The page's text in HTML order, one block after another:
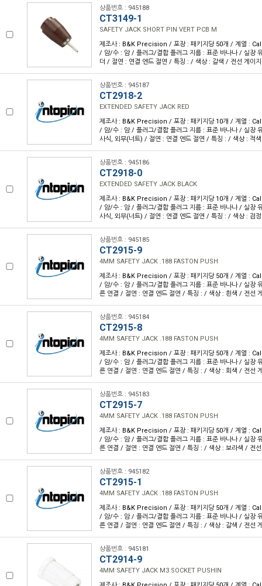
상품번호 : 945188
CT3149-1
SAFETY JACK SHORT PIN VERT PCB M
제조사 : B&K Precision / 포장 : 패키지당 50개 / 계열 :
/ 암/수 : 암 / 플러그/결합 플러그 지름 : 표준 바나나 / 실장
더 / 절연 : 연결 엔드 절연 / 특징 : / 색상 : 갈색 / 전선 게이
상품번호 : 945187
CT2918-2
EXTENDED SAFETY JACK RED
제조사 : B&K Precision / 포장 : 패키지당 10개 / 계열 :
/ 암/수 : 암 / 플러그/결합 플러그 지름 : 표준 바나나 / 실장
사식, 외부(너트) / 절연 : 연결 엔드 절연 / 특징 : / 색상 : 적
상품번호 : 945186
CT2918-0
EXTENDED SAFETY JACK BLACK
제조사 : B&K Precision / 포장 : 패키지당 10개 / 계열 :
/ 암/수 : 암 / 플러그/결합 플러그 지름 : 표준 바나나 / 실장
사식, 외부(너트) / 절연 : 연결 엔드 절연 / 특징 : / 색상 : 검
상품번호 : 945185
CT2915-9
4MM SAFETY JACK .188 FASTON PUSH
제조사 : B&K Precision / 포장 : 패키지당 50개 / 계열 :
/ 암/수 : 암 / 플러그/결합 플러그 지름 : 표준 바나나 / 실장
른 연결 / 절연 : 연결 엔드 절연 / 특징 : / 색상 : 흰색 / 전선
상품번호 : 945184
CT2915-8
4MM SAFETY JACK .188 FASTON PUSH
제조사 : B&K Precision / 포장 : 패키지당 50개 / 계열 :
/ 암/수 : 암 / 플러그/결합 플러그 지름 : 표준 바나나 / 실장
른 연결 / 절연 : 연결 엔드 절연 / 특징 : / 색상 : 회색 / 전선
상품번호 : 945183
CT2915-7
4MM SAFETY JACK .188 FASTON PUSH
제조사 : B&K Precision / 포장 : 패키지당 50개 / 계열 :
/ 암/수 : 암 / 플러그/결합 플러그 지름 : 표준 바나나 / 실장
른 연결 / 절연 : 연결 엔드 절연 / 특징 : / 색상 : 보라색 / 전
상품번호 : 945182
CT2915-1
4MM SAFETY JACK .188 FASTON PUSH
제조사 : B&K Precision / 포장 : 패키지당 50개 / 계열 :
/ 암/수 : 암 / 플러그/결합 플러그 지름 : 표준 바나나 / 실장
른 연결 / 절연 : 연결 엔드 절연 / 특징 : / 색상 : 갈색 / 전선
상품번호 : 945181
CT2914-9
4MM SAFETY JACK M3 SOCKET PUSHIN